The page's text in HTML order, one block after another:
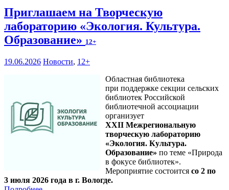
Приглашаем на Творческую
лабораторию «Экология. Культура.
Образование» 12+
19.06.2026 Новости, 12+
Областная библиотека
при поддержке секции сельских
библиотек Российской
библиотечной ассоциации
организует
XXII Межрегиональную
творческую лабораторию
«Экология. Культура.
Образование» по теме «Природа
в фокусе библиотек».
Мероприятие состоится со 2 по
3 июля 2026 года в г. Вологде.